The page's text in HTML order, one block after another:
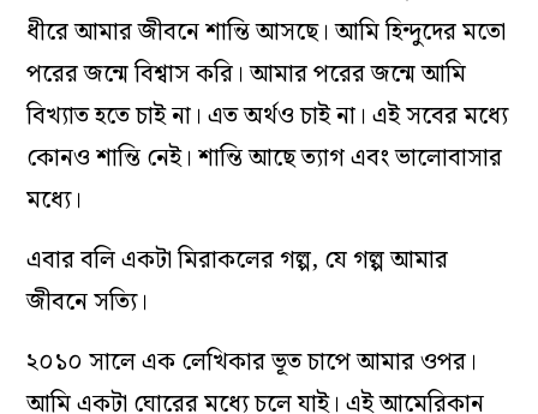
ধীরে আমার জীবনে শান্তি আসছে। আমি হিন্দুদের মতো
পরের জন্মে বিশ্বাস করি। আমার পরের জন্মে আমি
বিখ্যাত হতে চাই না। এত অর্থও চাই না। এই সবের মধ্যে
কোনও শান্তি নেই। শান্তি আছে ত্যাগ এবং ভালোবাসার
মধ্যে।
এবার বলি একটা মিরাকলের গল্প, যে গল্প আমার
জীবনে সত্যি।
২০১০ সালে এক লেখিকার ভূত চাপে আমার ওপর।
আমি একটা ঘোরের মধ্যে চলে যাই। এই আমেরিকান